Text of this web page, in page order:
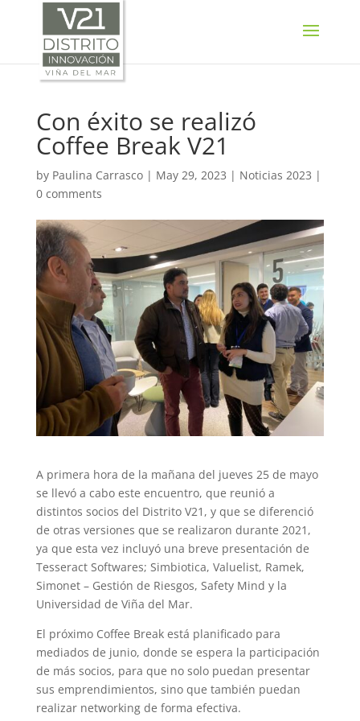
Con éxito se realizó
Coffee Break V21
by Paulina Carrasco| May 29, 2023 | Noticias 2023 |
0 comments
A primera hora de la mañana del jueves 25 de mayo
se llevó a cabo este encuentro, que reunió a
distintos socios del Distrito V21, y que se diferenció
de otras versiones que se realizaron durante 2021,
ya que esta vez incluyó una breve presentación de
Tesseract Softwares; Simbiotica, Valuelist, Ramek,
Simonet – Gestión de Riesgos, Safety Mind y la
Universidad de Viña del Mar.
El próximo Coffee Break está planificado para
mediados de junio, donde se espera la participación
de más socios, para que no solo puedan presentar
sus emprendimientos, sino que también puedan
realizar networking de forma efectiva.
SELECT LANGUAGE ▼